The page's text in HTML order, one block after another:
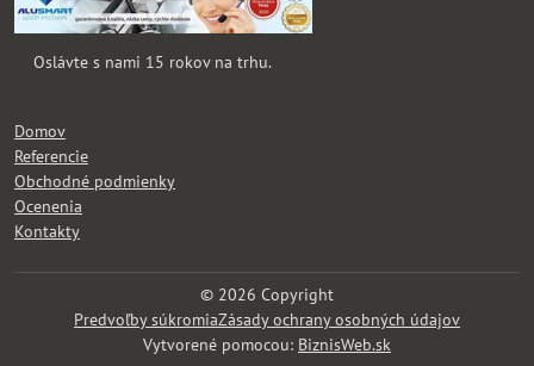
Oslávte s nami 15 rokov na trhu.
Domov
Referencie
Obchodné podmienky
Ocenenia
Kontakty
© 2026 Copyright
Predvoľby súkromiaZásady ochrany osobných údajov
Vytvorené pomocou: BiznisWeb.sk